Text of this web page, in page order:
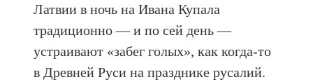
Латвии в ночь на Ивана Купала
традиционно — и по сей день —
устраивают «забег голых», как когда-то
в Древней Руси на празднике русалий.